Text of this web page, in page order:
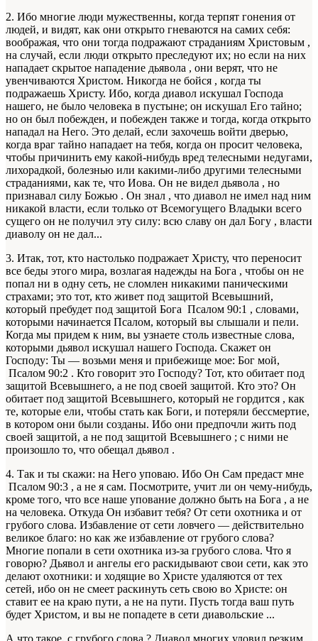
2. Ибо многие люди мужественны, когда терпят гонения от
людей, и видят, как они открыто гневаются на самих себя:
воображая, что они тогда подражают страданиям Христовым ,
на случай, если люди открыто преследуют их; но если на них
нападает скрытое нападение дьявола , они верят, что не
увенчиваются Христом. Никогда не бойся , когда ты
подражаешь Христу. Ибо, когда диавол искушал Господа
нашего, не было человека в пустыне; он искушал Его тайно;
но он был побежден, и побежден также и тогда, когда открыто
нападал на Него. Это делай, если захочешь войти дверью,
когда враг тайно нападает на тебя, когда он просит человека,
чтобы причинить ему какой-нибудь вред телесными недугами,
лихорадкой, болезнью или какими-либо другими телесными
страданиями, как те, что Иова. Он не видел дьявола , но
признавал силу Божью . Он знал , что диавол не имел над ним
никакой власти, если только от Всемогущего Владыки всего
сущего он не получил эту силу: всю славу он дал Богу , власти
диаволу он не дал...
3. Итак, тот, кто настолько подражает Христу, что переносит
все беды этого мира, возлагая надежды на Бога , чтобы он не
попал ни в одну сеть, не сломлен никакими паническими
страхами; это тот, кто живет под защитой Всевышний,
который пребудет под защитой Бога Псалом 90:1 , словами,
которыми начинается Псалом, который вы слышали и пели.
Когда мы придем к ним, вы узнаете столь известные слова,
которыми дьявол искушал нашего Господа. Скажет он
Господу: Ты — возьми меня и прибежище мое: Бог мой,
Псалом 90:2 . Кто говорит это Господу? Тот, кто обитает под
защитой Всевышнего, а не под своей защитой. Кто это? Он
обитает под защитой Всевышнего, который не гордится , как
те, которые ели, чтобы стать как Боги, и потеряли бессмертие,
в котором они были созданы. Ибо они предпочли жить под
своей защитой, а не под защитой Всевышнего ; с ними не
произошло то, что обещал дьявол .
4. Так и ты скажи: на Него уповаю. Ибо Он Сам предаст мне
Псалом 90:3 , а не я сам. Посмотрите, учит ли он чему-нибудь,
кроме того, что все наше упование должно быть на Бога , а не
на человека. Откуда Он избавит тебя? От сети охотника и от
грубого слова. Избавление от сети ловчего — действительно
великое благо: но как же избавление от грубого слова?
Многие попали в сети охотника из-за грубого слова. Что я
говорю? Дьявол и ангелы его раскидывают свои сети, как это
делают охотники: и ходящие во Христе удаляются от тех
сетей, ибо он не смеет раскинуть сеть свою во Христе: он
ставит ее на краю пути, а не на пути. Пусть тогда ваш путь
будет Христом, и вы не попадете в сети диавольские ...